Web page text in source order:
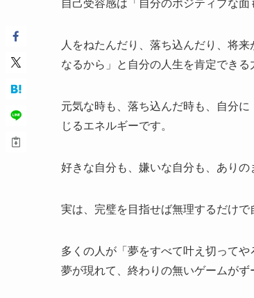
人をねたんだり、落ち込んだり、将
なるから」と自分の人生を肯定できる
元気な時も、落ち込んだ時も、自分
じるエネルギーです。
好きな自分も、嫌いな自分も、あり
実は、完璧を目指せば無理するだけで
多くの人が「夢をすべて叶え切って
夢が現れて、終わりの無いゲームがず